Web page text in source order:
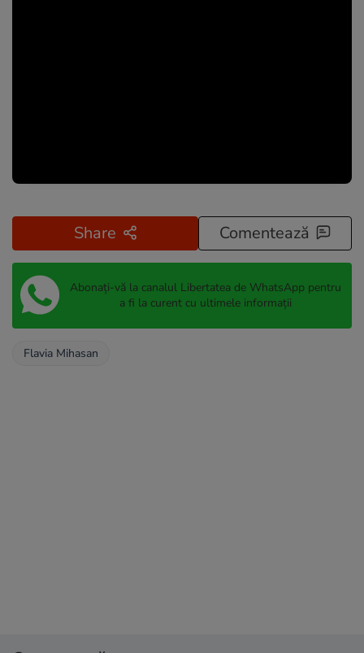
Share Comentează
Abonați-vă la canalul Libertatea de WhatsApp pentru
a fi la curent cu ultimele informații
Flavia Mihasan